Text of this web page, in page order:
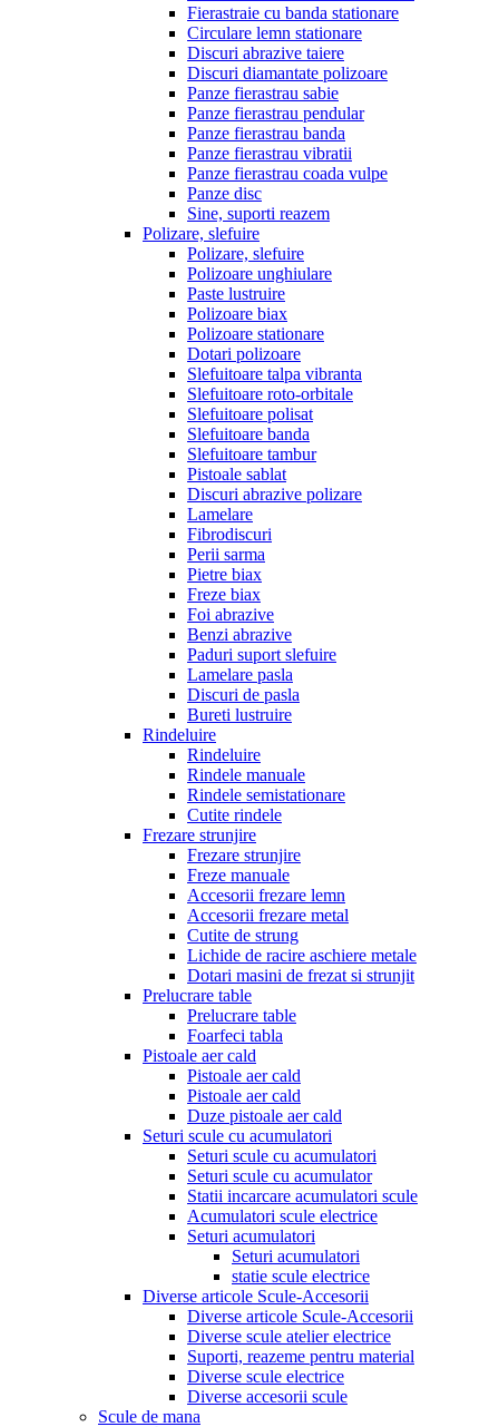
Fierastraie cu banda stationare
Circulare lemn stationare
Discuri abrazive taiere
Discuri diamantate polizoare
Panze fierastrau sabie
Panze fierastrau pendular
Panze fierastrau banda
Panze fierastrau vibratii
Panze fierastrau coada vulpe
Panze disc
Sine, suporti reazem
Polizare, slefuire
Polizare, slefuire
Polizoare unghiulare
Paste lustruire
Polizoare biax
Polizoare stationare
Dotari polizoare
Slefuitoare talpa vibranta
Slefuitoare roto-orbitale
Slefuitoare polisat
Slefuitoare banda
Slefuitoare tambur
Pistoale sablat
Discuri abrazive polizare
Lamelare
Fibrodiscuri
Perii sarma
Pietre biax
Freze biax
Foi abrazive
Benzi abrazive
Paduri suport slefuire
Lamelare pasla
Discuri de pasla
Bureti lustruire
Rindeluire
Rindeluire
Rindele manuale
Rindele semistationare
Cutite rindele
Frezare strunjire
Frezare strunjire
Freze manuale
Accesorii frezare lemn
Accesorii frezare metal
Cutite de strung
Lichide de racire aschiere metale
Dotari masini de frezat si strunjit
Prelucrare table
Prelucrare table
Foarfeci tabla
Pistoale aer cald
Pistoale aer cald
Pistoale aer cald
Duze pistoale aer cald
Seturi scule cu acumulatori
Seturi scule cu acumulatori
Seturi scule cu acumulator
Statii incarcare acumulatori scule
Acumulatori scule electrice
Seturi acumulatori
Seturi acumulatori
statie scule electrice
Diverse articole Scule-Accesorii
Diverse articole Scule-Accesorii
Diverse scule atelier electrice
Suporti, reazeme pentru material
Diverse scule electrice
Diverse accesorii scule
Scule de mana